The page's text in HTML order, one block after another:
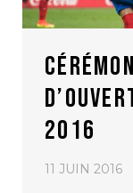
2016
11 JUIN 2016